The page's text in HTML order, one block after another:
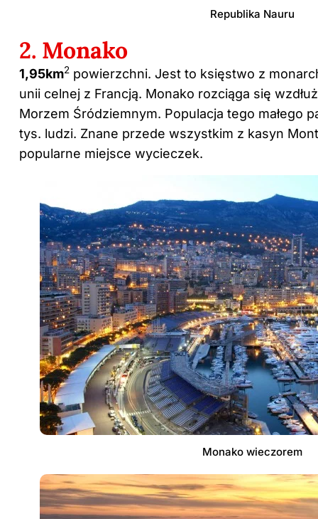
Republika Nauru
2. Monako
1,95km2 powierzchni. Jest to księstwo z
unii celnej z Francją. Monako rozciąga się
Morzem Śródziemnym. Populacja tego małego
tys. ludzi. Znane przede wszystkim z kasyn
popularne miejsce wycieczek.
Monako wieczorem